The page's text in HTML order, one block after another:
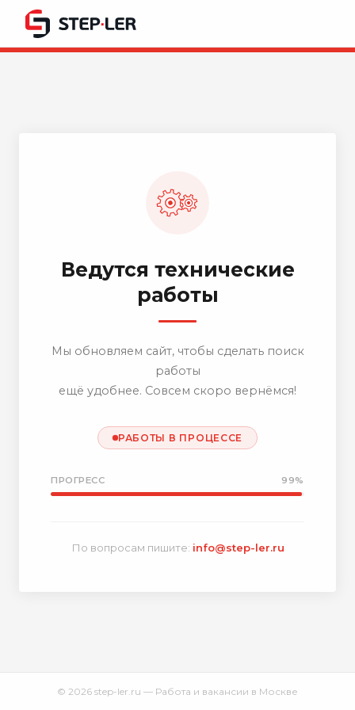
Ведутся технические
работы
Мы обновляем сайт, чтобы сделать поиск
работы
ещё удобнее. Совсем скоро вернёмся!
РАБОТЫ В ПРОЦЕССЕ
ПРОГРЕСС 99%
По вопросам пишите: info@step-ler.ru
© 2026 step-ler.ru — Работа и вакансии в Москве